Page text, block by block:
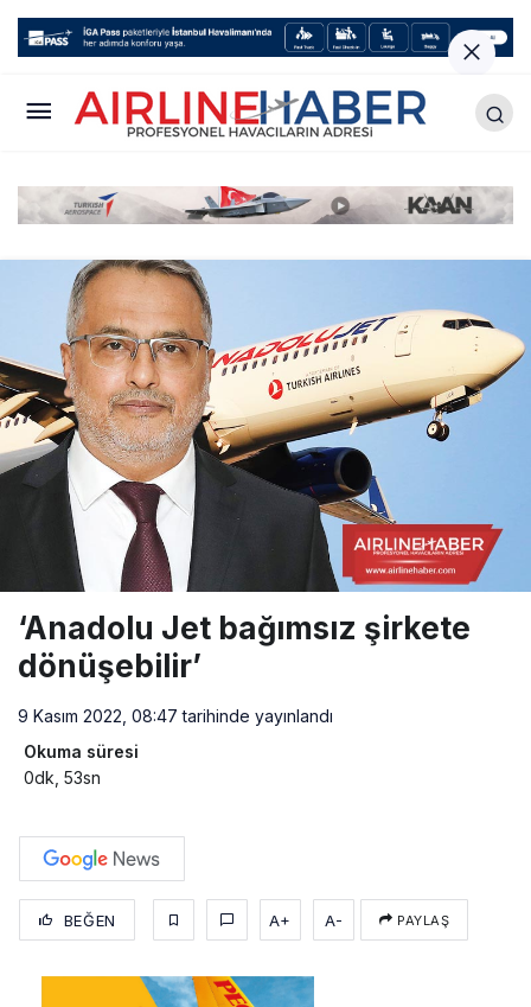
‘Anadolu Jet bağımsız şirkete
dönüşebilir’
9 Kasım 2022, 08:47 tarihinde yayınlandı
Okuma süresi
0dk, 53sn
BEĞEN A+ A- PAYLAŞ